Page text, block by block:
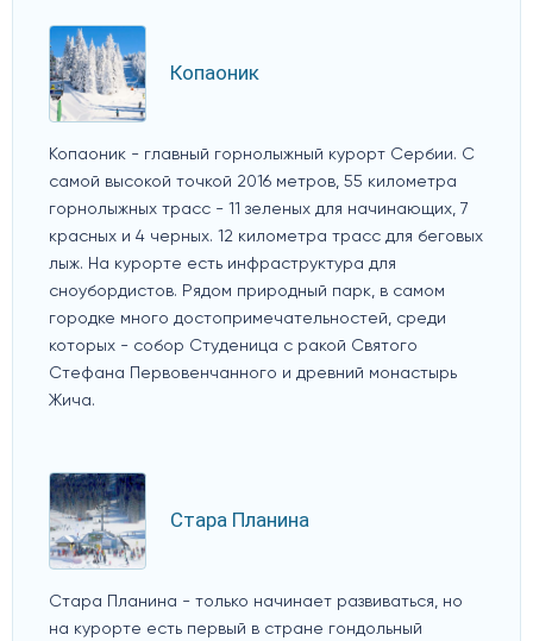
Копаоник
Копаоник - главный горнолыжный курорт Сербии. С
самой высокой точкой 2016 метров, 55 километра
горнолыжных трасс - 11 зеленых для начинающих, 7
красных и 4 черных. 12 километра трасс для беговых
лыж. На курорте есть инфраструктура для
сноубордистов. Рядом природный парк, в самом
городке много достопримечательностей, среди
которых - собор Студеница с ракой Святого
Стефана Первовенчанного и древний монастырь
Жича.
Стара Планина
Стара Планина - только начинает развиваться, но
на курорте есть первый в стране гондольный